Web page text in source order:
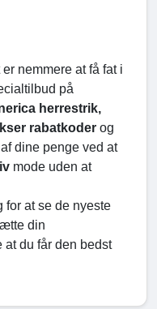
er nemmere at få fat i
på
herrestrik,
rabatkoder og
dine penge ved at
mode uden at
for at se de nyeste
din
at du får den bedst